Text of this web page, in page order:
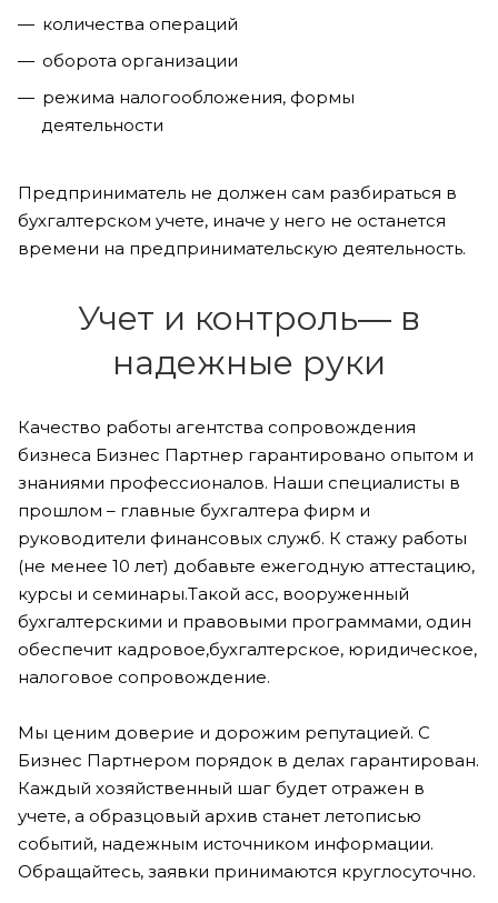
количества операций
оборота организации
режима налогообложения, формы
деятельности
Предприниматель не должен сам разбираться в
бухгалтерском учете, иначе у него не останется
времени на предпринимательскую деятельность.
Учет и контроль― в
надежные руки
Качество работы агентства сопровождения
бизнеса Бизнес Партнер гарантировано опытом и
знаниями профессионалов. Наши специалисты в
прошлом – главные бухгалтера фирм и
руководители финансовых служб. К стажу работы
(не менее 10 лет) добавьте ежегодную аттестацию,
курсы и семинары.Такой асс, вооруженный
бухгалтерскими и правовыми программами, один
обеспечит кадровое,бухгалтерское, юридическое,
налоговое сопровождение.
Мы ценим доверие и дорожим репутацией. С
Бизнес Партнером порядок в делах гарантирован.
Каждый хозяйственный шаг будет отражен в
учете, а образцовый архив станет летописью
событий, надежным источником информации.
Обращайтесь, заявки принимаются круглосуточно.